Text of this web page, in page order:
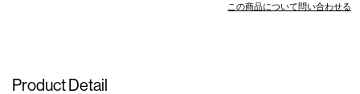
この商品について問い合わせる
Product Detail